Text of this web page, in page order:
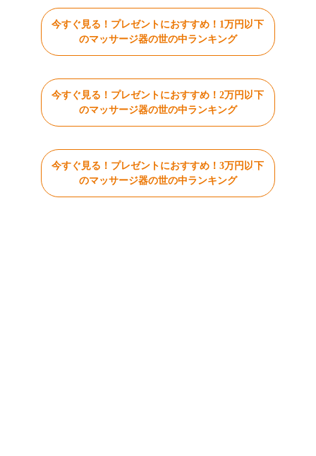
今すぐ見る！プレゼントにおすすめ！1万円以下
のマッサージ器の世の中ランキング
今すぐ見る！プレゼントにおすすめ！2万円以下
のマッサージ器の世の中ランキング
今すぐ見る！プレゼントにおすすめ！3万円以下
のマッサージ器の世の中ランキング